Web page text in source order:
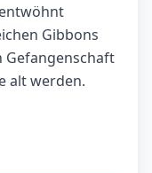
Gibbons
Gefangenschaft
alt werden.